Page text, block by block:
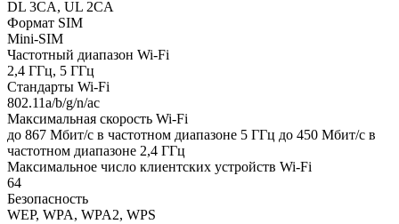
DL 3CA, UL 2CA
Формат SIM
Mini-SIM
Частотный диапазон Wi-Fi
2,4 ГГц, 5 ГГц
Стандарты Wi-Fi
802.11a/b/g/n/ac
Максимальная скорость Wi-Fi
до 867 Мбит/с в частотном диапазоне 5 ГГц до 450 Мбит/с в
частотном диапазоне 2,4 ГГц
Максимальное число клиентских устройств Wi-Fi
64
Безопасность
WEP, WPA, WPA2, WPS